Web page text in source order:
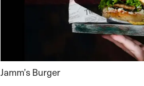
Jamm’s Burger